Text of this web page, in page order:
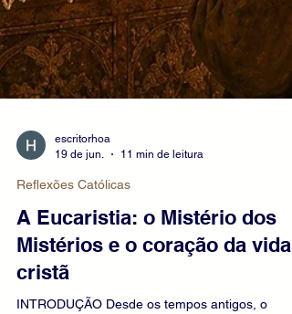
19 de jun.
11 min de leitura
Reflexões Católicas